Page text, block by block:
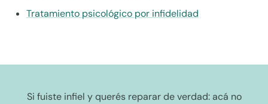
Tratamiento psicológico por infidelidad
Si fuiste infiel y querés reparar de verdad: acá no